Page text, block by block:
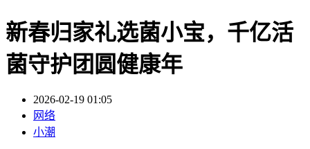
新春归家礼选菌小宝，千亿活
菌守护团圆健康年
2026-02-19 01:05
网络
小潮